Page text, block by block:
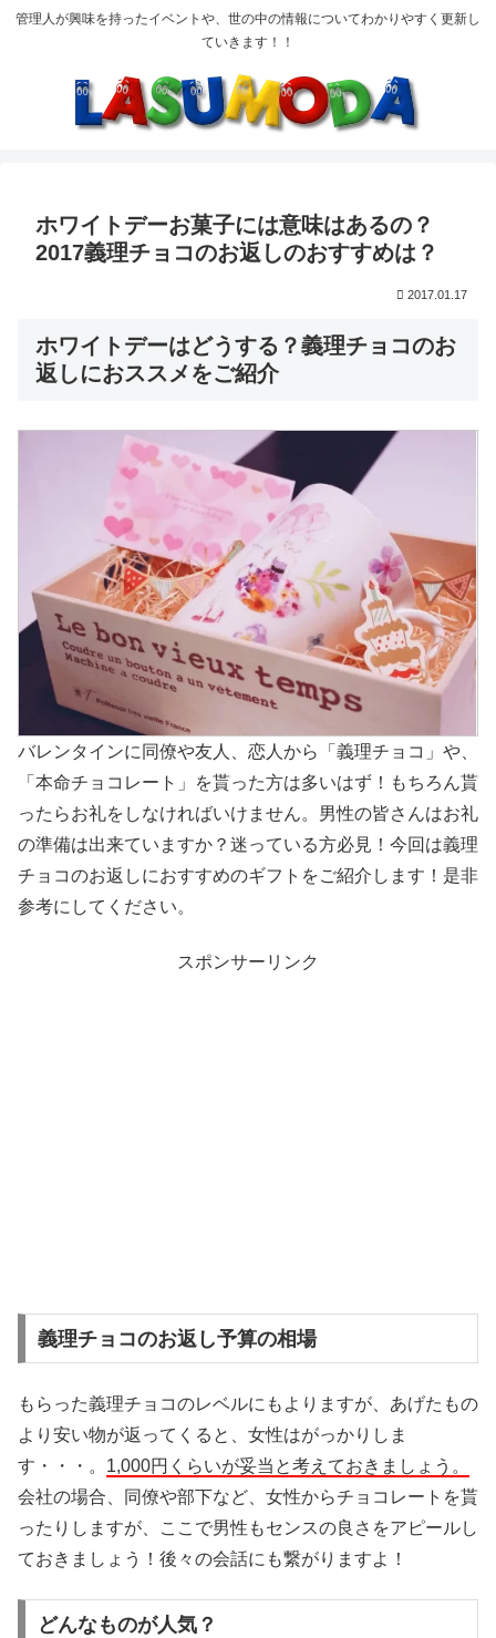
管理人が興味を持ったイベントや、世の中の情報についてわかりやすく更新し
ていきます！！
ホワイトデーお菓子には意味はあるの？
2017義理チョコのお返しのおすすめは？
2017.01.17
ホワイトデーはどうする？義理チョコのお
返しにおススメをご紹介
バレンタインに同僚や友人、恋人から「義理チョコ」や、
「本命チョコレート」を貰った方は多いはず！もちろん貰
ったらお礼をしなければいけません。男性の皆さんはお礼
の準備は出来ていますか？迷っている方必見！今回は義理
チョコのお返しにおすすめのギフトをご紹介します！是非
参考にしてください。
スポンサーリンク
義理チョコのお返し予算の相場
もらった義理チョコのレベルにもよりますが、あげたもの
より安い物が返ってくると、女性はがっかりしま
す・・・。 1,000円くらいが妥当と考えておきましょう。
会社の場合、同僚や部下など、女性からチョコレートを貰
ったりしますが、ここで男性もセンスの良さをアピールし
ておきましょう！後々の会話にも繋がりますよ！
どんなものが人気？